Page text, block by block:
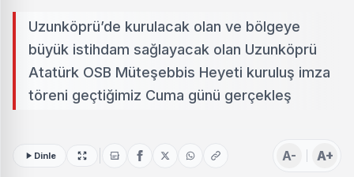
Uzunköprü’de kurulacak olan ve bölgeye
büyük istihdam sağlayacak olan Uzunköprü
Atatürk OSB Müteşebbis Heyeti kuruluş imza
töreni geçtiğimiz Cuma günü gerçekleş
Dinle A- A+